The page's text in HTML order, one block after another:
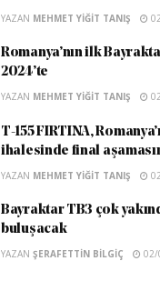
YAZAN MEHMET YIĞIT TANIŞ
Romanya’nın ilk
2024’te
YAZAN MEHMET YIĞIT TANIŞ
T-155 FIRTINA,
ihalesinde final
YAZAN MEHMET YIĞIT TANIŞ
Bayraktar TB3 çok
buluşacak
YAZAN ŞERAFETTIN BILGIÇ 02/